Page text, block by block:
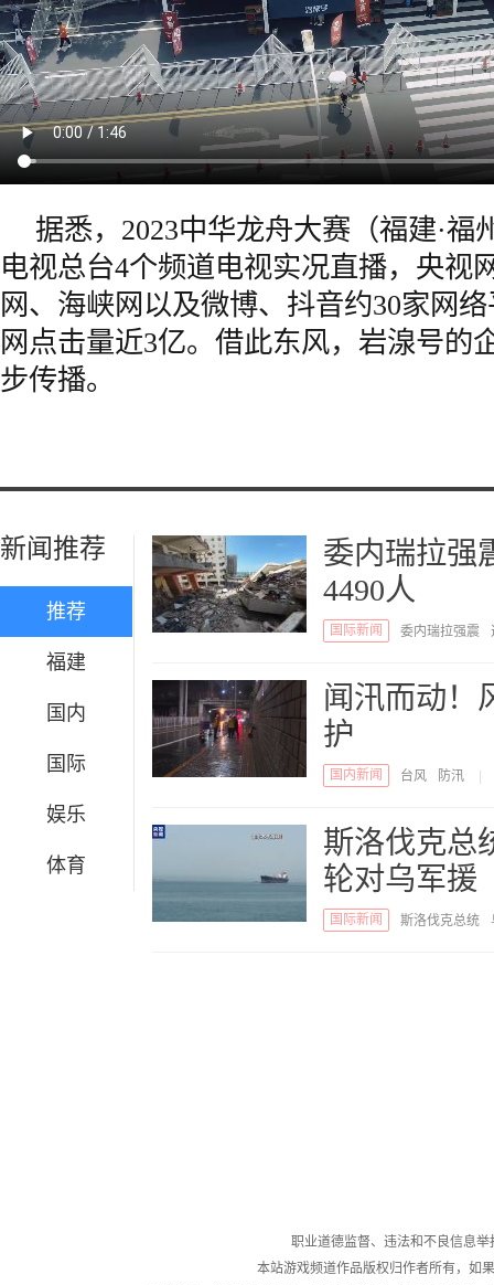
据悉，2023中华龙舟大赛（福建·福
电视总台4个频道电视实况直播，央视
网、海峡网以及微博、抖音约30家网
网点击量近3亿。借此东风，岩湶号的
步传播。
新闻推荐
推荐
福建
国内
国际
娱乐
体育
委内瑞拉强
4490人
国际新闻 委内瑞拉强震
闻汛而动！
护
国内新闻 台风 防汛 |
斯洛伐克总
轮对乌军援
国际新闻 斯洛伐克总统
职业道德监督、违法和不良信息举
本站游戏频道作品版权归作者所有，如